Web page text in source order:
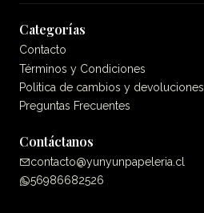
Categorías
Contacto
Términos y Condiciones
Politica de cambios y devoluciones
Preguntas Frecuentes
Contáctanos
contacto@yunyunpapeleria.cl
56986682526